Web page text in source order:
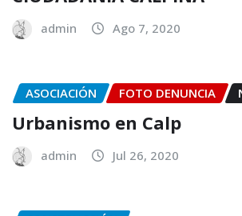
admin Ago 7, 2020
ASOCIACIÓN FOTO DENUNCIA
Urbanismo en Calp
admin Jul 26, 2020